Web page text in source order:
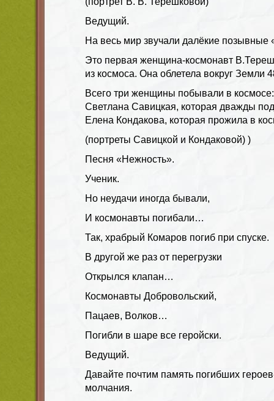
Ведущий.
На весь мир звучали далёкие
Это первая женщина-космонавт
из космоса. Она облетела вокруг Земли
Всего три женщины побывали в
Светлана Савицкая, которая дважды
Елена Кондакова, которая прожила в
(портреты Савицкой и Кондаковой) )
Песня «Нежность».
Ученик.
Но неудачи иногда бывали,
И космонавты погибали…
Так, храбрый Комаров погиб при спуске.
В другой же раз от перегрузки
Открылся клапан…
Космонавты Добровольский,
Пацаев, Волков…
Погибли в шаре все геройски.
Ведущий.
Давайте почтим память погибших
молчания.